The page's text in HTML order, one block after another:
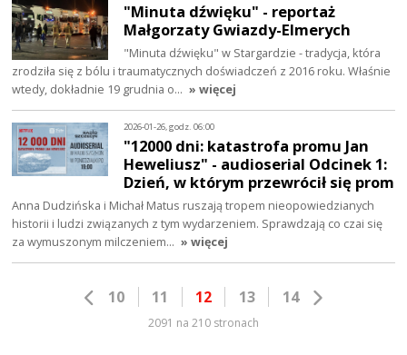
"Minuta dźwięku" - reportaż
Małgorzaty Gwiazdy-Elmerych
"Minuta dźwięku" w Stargardzie - tradycja, która
zrodziła się z bólu i traumatycznych doświadczeń z 2016 roku. Właśnie
wtedy, dokładnie 19 grudnia o… » więcej
2026-01-26, godz. 06:00
"12000 dni: katastrofa promu Jan
Heweliusz" - audioserial Odcinek 1:
Dzień, w którym przewrócił się prom
Anna Dudzińska i Michał Matus ruszają tropem nieopowiedzianych
historii i ludzi związanych z tym wydarzeniem. Sprawdzają co czai się
za wymuszonym milczeniem… » więcej
10 11 12 13 14
2091 na 210 stronach